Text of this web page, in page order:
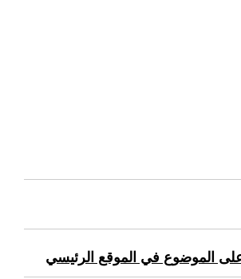
على الموضوع في الموقع الرئيسي